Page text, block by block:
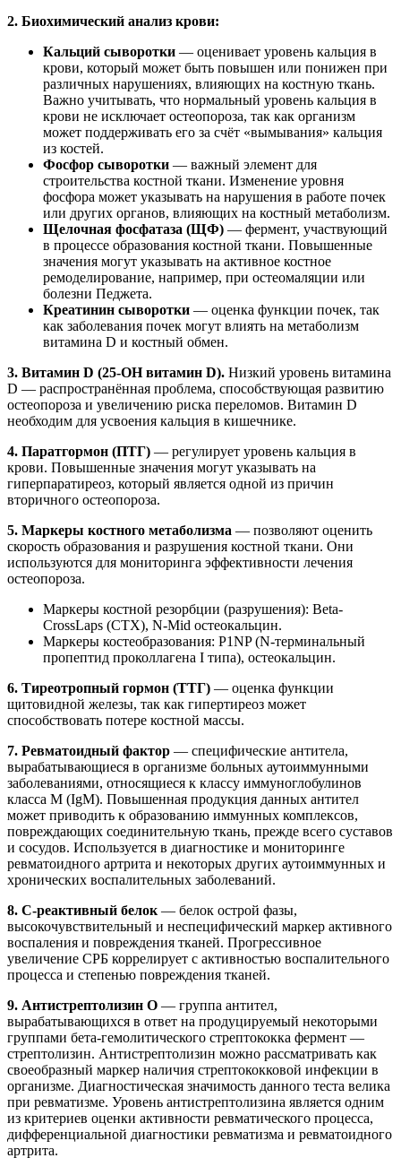
2. Биохимический анализ крови:
Кальций сыворотки — оценивает уровень кальция в
крови, который может быть повышен или понижен при
различных нарушениях, влияющих на костную ткань.
Важно учитывать, что нормальный уровень кальция в
крови не исключает остеопороза, так как организм
может поддерживать его за счёт «вымывания» кальция
из костей.
Фосфор сыворотки — важный элемент для
строительства костной ткани. Изменение уровня
фосфора может указывать на нарушения в работе почек
или других органов, влияющих на костный метаболизм.
Щелочная фосфатаза (ЩФ) — фермент, участвующий
в процессе образования костной ткани. Повышенные
значения могут указывать на активное костное
ремоделирование, например, при остеомаляции или
болезни Педжета.
Креатинин сыворотки — оценка функции почек, так
как заболевания почек могут влиять на метаболизм
витамина D и костный обмен.
3. Витамин D (25-OH витамин D). Низкий уровень витамина
D — распространённая проблема, способствующая развитию
остеопороза и увеличению риска переломов. Витамин D
необходим для усвоения кальция в кишечнике.
4. Паратгормон (ПТГ) — регулирует уровень кальция в
крови. Повышенные значения могут указывать на
гиперпаратиреоз, который является одной из причин
вторичного остеопороза.
5. Маркеры костного метаболизма — позволяют оценить
скорость образования и разрушения костной ткани. Они
используются для мониторинга эффективности лечения
остеопороза.
Маркеры костной резорбции (разрушения): Beta-
CrossLaps (CTX), N-Mid остеокальцин.
Маркеры костеобразования: P1NP (N-терминальный
пропептид проколлагена I типа), остеокальцин.
6. Тиреотропный гормон (ТТГ) — оценка функции
щитовидной железы, так как гипертиреоз может
способствовать потере костной массы.
7. Ревматоидный фактор — специфические антитела,
вырабатывающиеся в организме больных аутоиммунными
заболеваниями, относящиеся к классу иммуноглобулинов
класса M (IgM). Повышенная продукция данных антител
может приводить к образованию иммунных комплексов,
повреждающих соединительную ткань, прежде всего суставов
и сосудов. Используется в диагностике и мониторинге
ревматоидного артрита и некоторых других аутоиммунных и
хронических воспалительных заболеваний.
8. С-реактивный белок — белок острой фазы,
высокочувствительный и неспецифический маркер активного
воспаления и повреждения тканей. Прогрессивное
увеличение СРБ коррелирует с активностью воспалительного
процесса и степенью повреждения тканей.
9. Антистрептолизин О — группа антител,
вырабатывающихся в ответ на продуцируемый некоторыми
группами бета-гемолитического стрептококка фермент —
стрептолизин. Антистрептолизин можно рассматривать как
своеобразный маркер наличия стрептококковой инфекции в
организме. Диагностическая значимость данного теста велика
при ревматизме. Уровень антистрептолизина является одним
из критериев оценки активности ревматического процесса,
дифференциальной диагностики ревматизма и ревматоидного
артрита.